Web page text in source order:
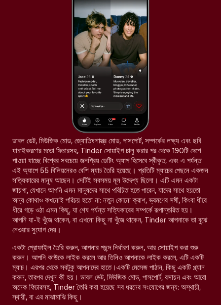
ডাবল ডেট, মিউজিক মোড, জ্যোতিষশাস্ত্র মোড, পাসপোর্ট, সম্পর্কের লক্ষ্য এবং ছবি
যাচাইকরণের মতো ফিচারসহ, Tinder সোয়াইপ চালু করার পর থেকে 190টি দেশে
পাওয়া যাচ্ছে বিশ্বের সবচেয়ে জনপ্রিয় ডেটিং অ্যাপ হিসেবে স্বীকৃত, এবং এ পর্যন্ত
এই অ্যাপে 55 বিলিয়নেরও বেশি ম্যাচ তৈরি হয়েছে। প্রতিটি ম্যাচের পেছনে একজন
সত্যিকারের মানুষ আছেন। সেটিই সবসময় মূল উদ্দেশ্য ছিলো। এটি এমন একটা
জায়গা, যেখানে আপনি এমন মানুষদের সাথে পরিচিত হতে পারেন, যাদের সাথে হয়তো
অন্য কোথাও কখনোই পরিচয় হতো না: নতুন কোনো ক্রাশ, ভ্রমণের সঙ্গী, কিংবা ধীরে
ধীরে গড়ে ওঠা এমন কিছু, যা শেষ পর্যন্ত সত্যিকারের সম্পর্কে রূপান্তরিত হয়।
আপনি যা-ই খুঁজে থাকেন, বা এখনো কিছু না খুঁজে থাকেন, Tinder আপনাকে তা বুঝে
নেওয়ার সুযোগ দেয়।
একটা প্রোফাইল তৈরি করুন, আপনার পছন্দ নির্ধারণ করুন, আর সোয়াইপ করা শুরু
করুন। আপনি কাউকে লাইক করলে আর তিনিও আপনাকে লাইক করলে, এটি একটি
ম্যাচ। এরপর থেকে সবটুকু আপনাদের হাতে।একটি মেসেজ পাঠান, কিছু একটি প্ল্যান
করুন, তারপর দেখুন কী হয়। ডাবল ডেট, মিউজিক মোড, পাসপোর্ট, রসায়ন এবং আরো
অনেক ফিচারসহ, Tinder তৈরি করা হয়েছে সব ধরনের সংযোগের জন্য: অস্থায়ী,
স্থায়ী, বা এর মাঝামাঝি কিছু।